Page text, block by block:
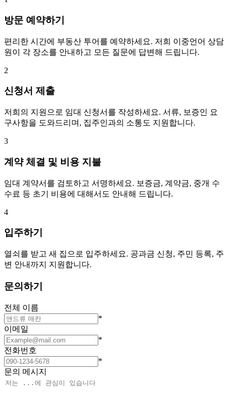
방문 예약하기
편리한 시간에 부동산 투어를 예약하세요. 저희 이중언어 상담
원이 각 장소를 안내하고 모든 질문에 답변해 드립니다.
2
신청서 제출
저희의 지원으로 임대 신청서를 작성하세요. 서류, 보증인 요
구사항을 도와드리며, 집주인과의 소통도 지원합니다.
3
계약 체결 및 비용 지불
임대 계약서를 검토하고 서명하세요. 보증금, 계약금, 중개 수
수료 등 초기 비용에 대해서도 안내해 드립니다.
4
입주하기
열쇠를 받고 새 집으로 입주하세요. 공과금 신청, 주민 등록, 주
변 안내까지 지원합니다.
문의하기
전체 이름
*
이메일
*
전화번호
*
문의 메시지